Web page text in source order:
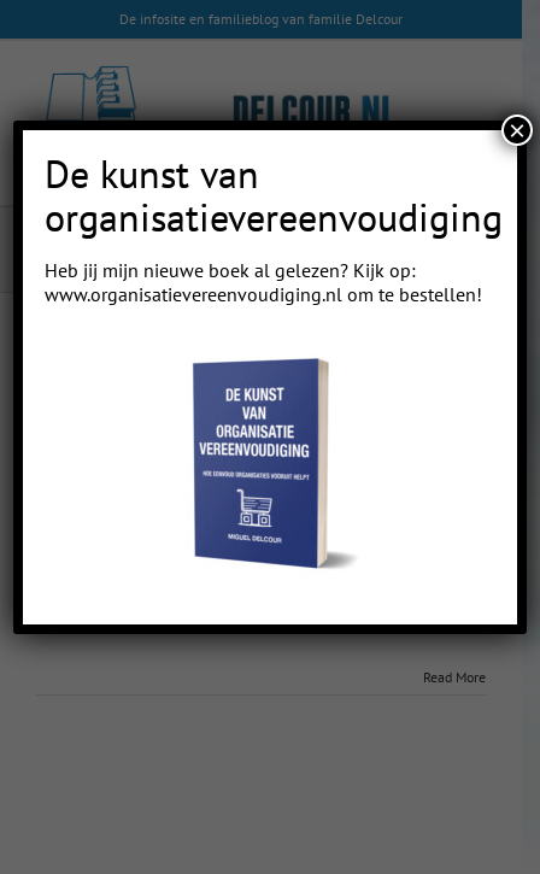
to
De infosite en familieblog van familie Delcour
Zwemles zonder het koud te hebben
[This is password-protected.]
Read More
De kunst van
organisatievereenvoudiging
Heb jij mijn nieuwe boek al gelezen? Kijk op:
www.organisatievereenvoudiging.nl om te bestellen!
×